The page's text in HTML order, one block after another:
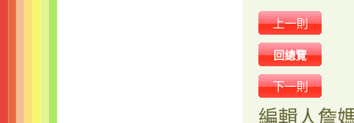
上一則
回總覽
下一則
編輯人詹